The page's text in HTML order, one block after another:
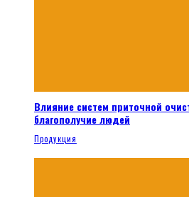
Влияние систем приточной
благополучие людей
Продукция